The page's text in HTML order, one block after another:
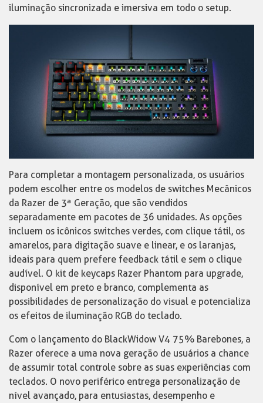
iluminação sincronizada e imersiva em todo o setup.
Para completar a montagem personalizada, os usuários
podem escolher entre os modelos de switches Mecânicos
da Razer de 3ª Geração, que são vendidos
separadamente em pacotes de 36 unidades. As opções
incluem os icônicos switches verdes, com clique tátil, os
amarelos, para digitação suave e linear, e os laranjas,
ideais para quem prefere feedback tátil e sem o clique
audível. O kit de keycaps Razer Phantom para upgrade,
disponível em preto e branco, complementa as
possibilidades de personalização do visual e potencializa
os efeitos de iluminação RGB do teclado.
Com o lançamento do BlackWidow V4 75% Barebones, a
Razer oferece a uma nova geração de usuários a chance
de assumir total controle sobre as suas experiências com
teclados. O novo periférico entrega personalização de
nível avançado, para entusiastas, desempenho e